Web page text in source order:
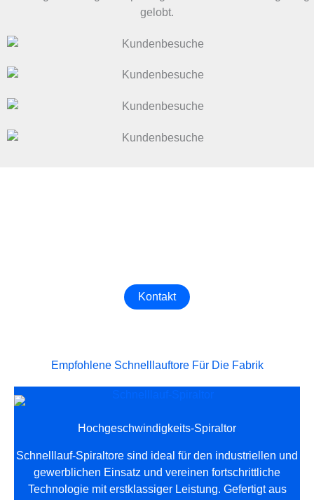
gelobt.
Kontakt
Empfohlene Schnelllauftore Für Die Fabrik
Hochgeschwindigkeits-Spiraltor
Schnelllauf-Spiraltore sind ideal für den industriellen und
gewerblichen Einsatz und vereinen fortschrittliche
Technologie mit erstklassiger Leistung. Gefertigt aus